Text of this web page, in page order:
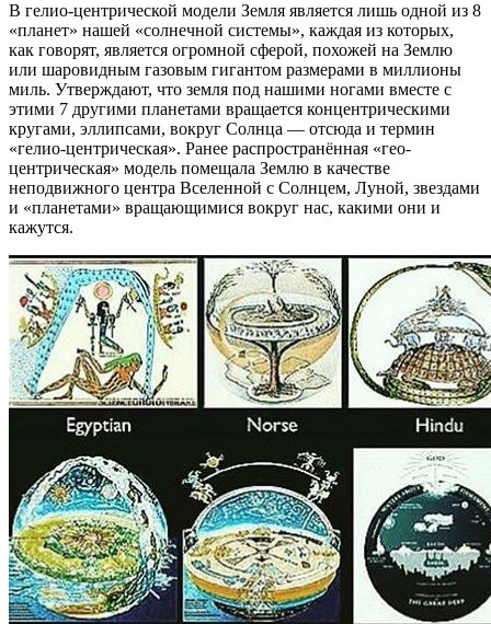
В гелио-центрической модели Земля является лишь одной из 8
«планет» нашей «солнечной системы», каждая из которых,
как говорят, является огромной сферой, похожей на Землю
или шаровидным газовым гигантом размерами в миллионы
миль. Утверждают, что земля под нашими ногами вместе с
этими 7 другими планетами вращается концентрическими
кругами, эллипсами, вокруг Солнца — отсюда и термин
«гелио-центрическая». Ранее распространённая «гео-
центрическая» модель помещала Землю в качестве
неподвижного центра Вселенной с Солнцем, Луной, звездами
и «планетами» вращающимися вокруг нас, какими они и
кажутся.